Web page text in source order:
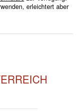
erleichtert aber